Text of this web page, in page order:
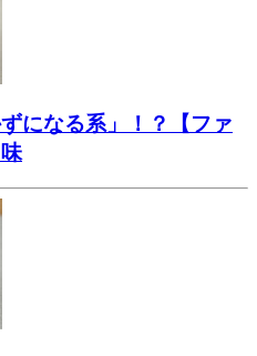
になる系」！？【ファ